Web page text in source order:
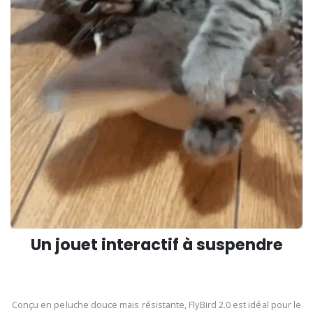
Un jouet interactif à suspendre
Conçu en peluche douce mais résistante, FlyBird 2.0 est idéal pour le